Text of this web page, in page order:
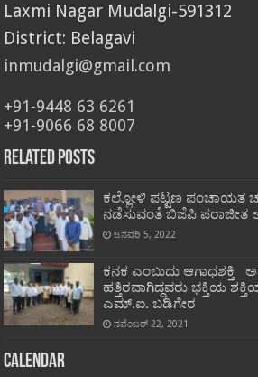
Laxmi Nagar Mudalgi-591312
District: Belagavi
inmudalgi@gmail.com
+91-9448 63 6261
+91-9066 68 8007
Related Posts
ಕಲ್ಲೋಳಿ ಪಟ್ಟಣ ಪಂಚಾಯತ
ನಡೆಸುವಂತೆ ಬಿಜೆಪಿ ಪರಾಜೀತ
ಜನವರಿ 5, 2022
ಕನಕ ಎಂಬುದು ಆಗಾಧಶಕ್ತಿ
ಹತ್ತಿರವಾಗಿದ್ದವರು ಭಕ್ತಿಯ
ಎಮ್.ಐ. ಬಡಿಗೇರ
ನವೆಂಬರ್ 22, 2021
Calendar